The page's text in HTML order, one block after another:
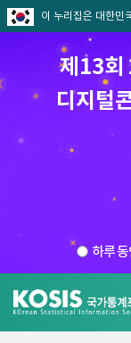
이 누리집은 대한민
제13회
디지털
하루